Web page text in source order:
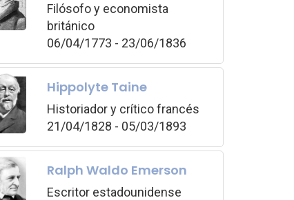
Filósofo y economista
británico
06/04/1773 - 23/06/1836
Hippolyte Taine
Historiador y crítico francés
21/04/1828 - 05/03/1893
Ralph Waldo Emerson
Escritor estadounidense